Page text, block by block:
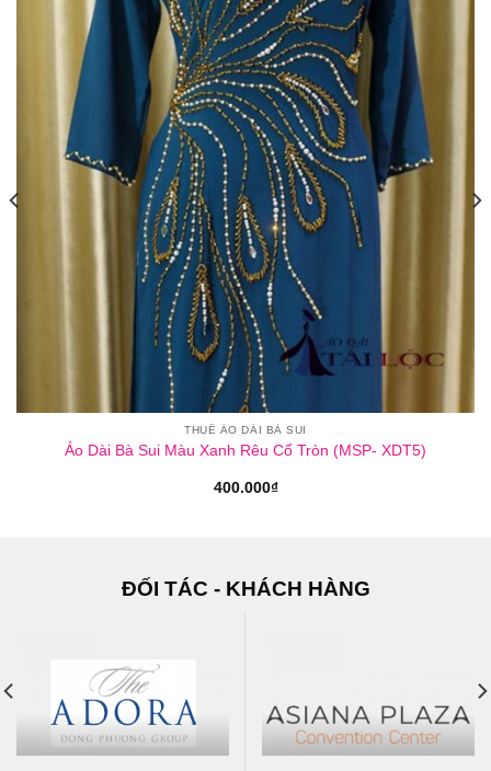
THUÊ ÁO DÀI BÀ SUI
Áo Dài Bà Sui Màu Xanh Rêu Cổ Tròn (MSP- XDT5)
400.000₫
ĐỐI TÁC - KHÁCH HÀNG